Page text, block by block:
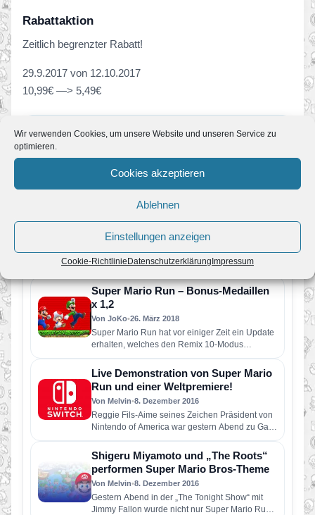
Wir verwenden Cookies, um unsere Website und unseren Service zu
optimieren.
Cookies akzeptieren
Ablehnen
Einstellungen anzeigen
Cookie-RichtlinieDatenschutzerklärungImpressum
Rabattaktion
Zeitlich begrenzter Rabatt!
29.9.2017 von 12.10.2017
10,99€ —> 5,49€
ERFAHRE MEHR ZUM SPIEL
Super Mario Run
Mehr News zum Spiel
Super Mario Run – Bonus-Medaillen
x 1,2
Von JoKo•26. März 2018
Super Mario Run hat vor einiger Zeit ein Update
erhalten, welches den Remix 10-Modus
hinzugefügt hat. Nun gibt…
Live Demonstration von Super Mario
Run und einer Weltpremiere!
Von Melvin•8. Dezember 2016
Reggie Fils-Aime seines Zeichen Präsident von
Nintendo of America war gestern Abend zu Gast
in der „Tonight Show“…
Shigeru Miyamoto und „The Roots“
performen Super Mario Bros-Theme
Von Melvin•8. Dezember 2016
Gestern Abend in der „The Tonight Show“ mit
Jimmy Fallon wurde nicht nur Super Mario Run